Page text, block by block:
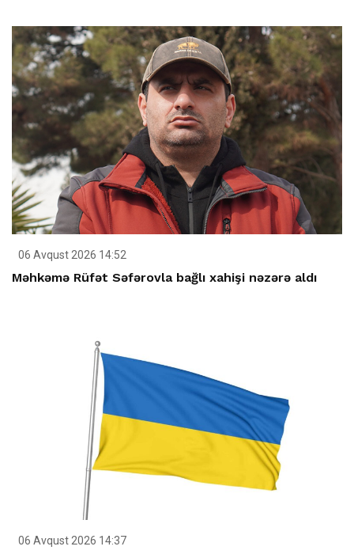
06 Avqust 2026 14:52
Məhkəmə Rüfət Səfərovla bağlı xahişi nəzərə aldı
06 Avqust 2026 14:37